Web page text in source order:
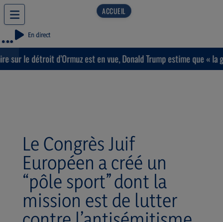
En direct
sur le détroit d’Ormuz est en vue, Donald Trump estime que « la
Le Congrès Juif
Européen a créé un
“pôle sport” dont la
mission est de lutter